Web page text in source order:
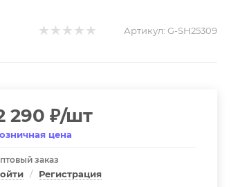
Артикул: G-SH25309
290 ₽/шт
цена
заказ
/ Регистрация